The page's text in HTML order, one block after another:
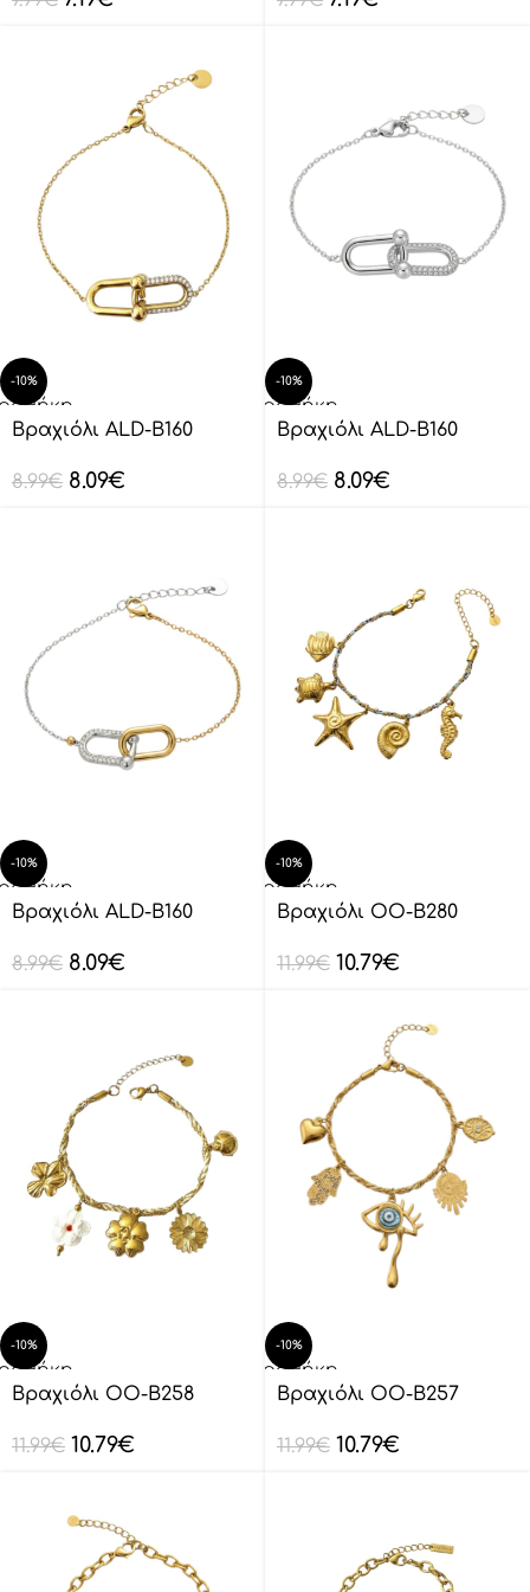
-10%
Βραχιόλι ALD-B160
8.99€ 8.09€
-10%
Προσθήκη
καλάθι
Βραχιόλι ALD-B160
8.99€ 8.09€
-10%
Βραχιόλι ALD-B160
8.99€ 8.09€
-10%
Προσθήκη
καλάθι
Βραχιόλι OO-B280
11.99€ 10.79€
-10%
Βραχιόλι OO-B258
11.99€ 10.79€
-10%
Προσθήκη
καλάθι
Βραχιόλι OO-B257
11.99€ 10.79€